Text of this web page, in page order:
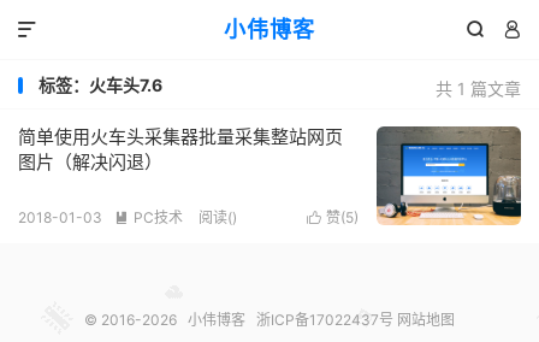
小伟博客  

共 1 篇文章
标签：火车头7.6
简单使用火车头采集器批量采集整站网页
图片（解决闪退）
 赞(5)
2018-01-03  PC技术 阅读()
© 2016-2026 小伟博客 浙ICP备17022437号 网站地图